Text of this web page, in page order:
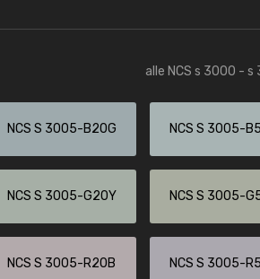
alle NCS s 3000 - s
NCS S 3005-B20G NCS S 3005-
NCS S 3005-G20Y NCS S 3005-
NCS S 3005-R20B NCS S 3005-